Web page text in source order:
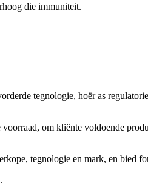
die immuniteit.
tegnologie, hoër as
om kliënte voldoende
tegnologie en mark, en bied